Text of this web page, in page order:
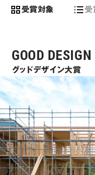
受賞対象 受
GOOD
グッドデザイン大賞